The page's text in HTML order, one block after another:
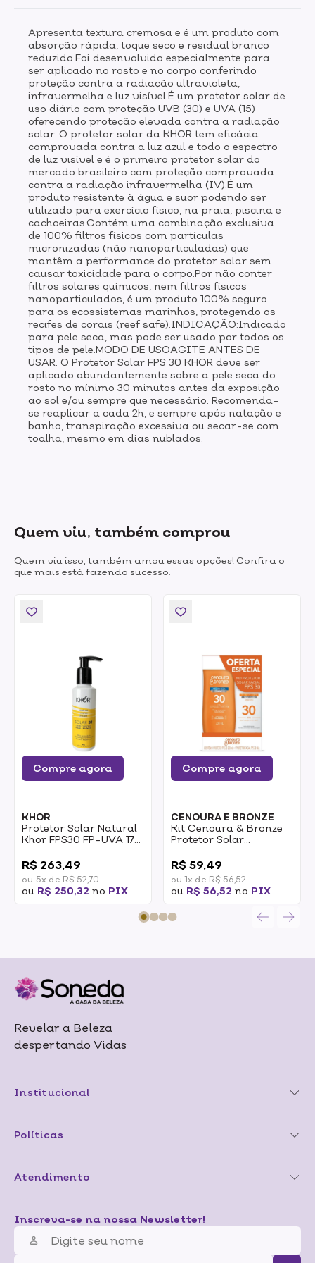
safe).INDICAÇÃO:Indicado para pele seca, mas pode
ser usado por todos os tipos de pele.MODO DE
USOAGITE ANTES DE USAR. O Protetor Solar FPS 30
KHOR deve ser aplicado abundantemente sobre a pele
seca do rosto no mínimo 30 minutos antes da
exposição ao sol e/ou sempre que necessário.
Recomenda-se reaplicar a cada 2h, e sempre após
natação e banho, transpiração excessiva ou secar-se
com toalha, mesmo em dias nublados.
Apresenta textura cremosa e é um produto com
absorção rápida, toque seco e residual branco
reduzido.Foi desenvolvido especialmente para
ser aplicado no rosto e no corpo conferindo
proteção contra a radiação ultravioleta,
infravermelha e luz visível.É um protetor solar de
uso diário com proteção UVB (30) e UVA (15)
oferecendo proteção elevada contra a radiação
solar. O protetor solar da KHOR tem eficácia
comprovada contra a luz azul e todo o espectro
de luz visível e é o primeiro protetor solar do
mercado brasileiro com proteção comprovada
contra a radiação infravermelha (IV).É um
produto resistente à água e suor podendo ser
utilizado para exercício físico, na praia, piscina e
cachoeiras.Contém uma combinação exclusiva
de 100% filtros físicos com partículas
micronizadas (não nanoparticuladas) que
mantêm a performance do protetor solar sem
causar toxicidade para o corpo.Por não conter
filtros solares químicos, nem filtros físicos
nanoparticulados, é um produto 100% seguro
para os ecossistemas marinhos, protegendo os
recifes de corais (reef safe).INDICAÇÃO:Indicado
para pele seca, mas pode ser usado por todos os
tipos de pele.MODO DE USOAGITE ANTES DE
USAR. O Protetor Solar FPS 30 KHOR deve ser
aplicado abundantemente sobre a pele seca do
rosto no mínimo 30 minutos antes da exposição
ao sol e/ou sempre que necessário. Recomenda-
se reaplicar a cada 2h, e sempre após natação e
banho, transpiração excessiva ou secar-se com
toalha, mesmo em dias nublados.
Quem viu, também comprou
Quem viu isso, também amou essas opções! Confira o
que mais está fazendo sucesso.
Compre agora
KHOR
Protetor Solar Natural
Khor FPS30 FP-UVA 17
R$ 263,49
ou 5x de R$ 52,70
ou R$ 250,32 no PIX
Compre agora
CENOURA E BRONZE
Kit Cenoura & Bronze
Protetor Solar
Protetor Facial 50g
FPS30 1un
R$ 59,49
ou 1x de R$ 56,52
ou R$ 56,52 no PIX
Revelar a Beleza
despertando Vidas
Institucional
Políticas
Atendimento
Inscreva-se na nossa Newsletter!